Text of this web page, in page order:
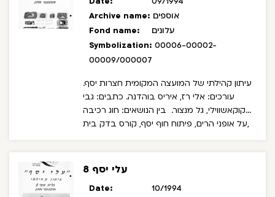
Archive name: אוספים
Fond name:
עלונים
Symbolization: 00006-00002-
00009/000007
עיתון קהילתי של המועצה המקומית חצרות יסף.
עורכים: אלי רז, איריס בוהדנה. כתבים: גבי
קוקאשווילי, גל מנצור. בין הנושאים: חוג רכיבה
על אופני הרים, פיתוח חוף יסף, קורס בדק בית,
עלי יסף 8
Date:
10/1994